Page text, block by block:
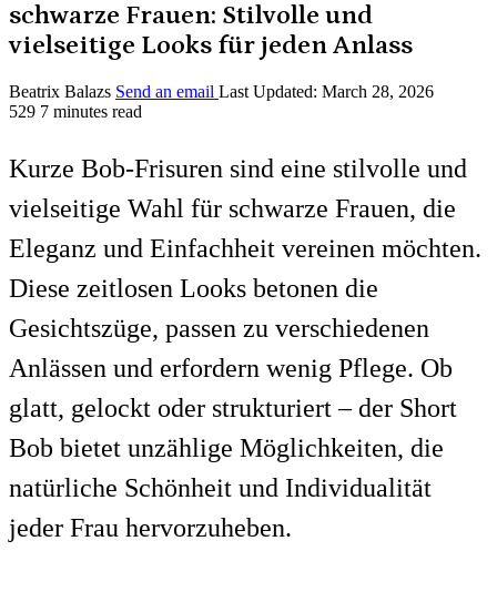
schwarze Frauen: Stilvolle und
vielseitige Looks für jeden Anlass
Beatrix Balazs Send an email Last Updated: March 28, 2026
529 7 minutes read
Kurze Bob-Frisuren sind eine stilvolle und
vielseitige Wahl für schwarze Frauen, die
Eleganz und Einfachheit vereinen möchten.
Diese zeitlosen Looks betonen die
Gesichtszüge, passen zu verschiedenen
Anlässen und erfordern wenig Pflege. Ob
glatt, gelockt oder strukturiert – der Short
Bob bietet unzählige Möglichkeiten, die
natürliche Schönheit und Individualität
jeder Frau hervorzuheben.